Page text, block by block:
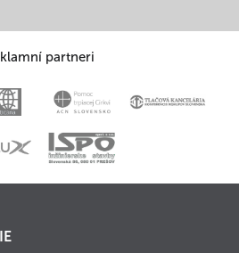
partneri